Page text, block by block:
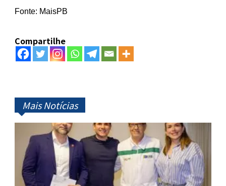
Fonte: MaisPB
Compartilhe
Mais Notícias